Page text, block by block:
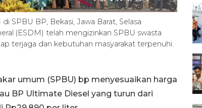
SPBU BP, Bekasi, Jawa Barat, Selasa
(ESDM) telah mengizinkan SPBU swasta
terjaga dan kebutuhan masyarakat terpenuhi.
umum (SPBU) bp menyesuaikan harga
BP Ultimate Diesel yang turun dari